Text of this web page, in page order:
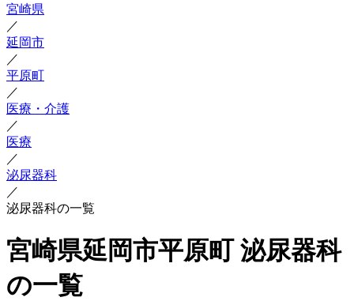
宮崎県
／
延岡市
／
平原町
／
医療・介護
／
医療
／
泌尿器科
／
泌尿器科の一覧
宮崎県延岡市平原町 泌尿器科
の一覧